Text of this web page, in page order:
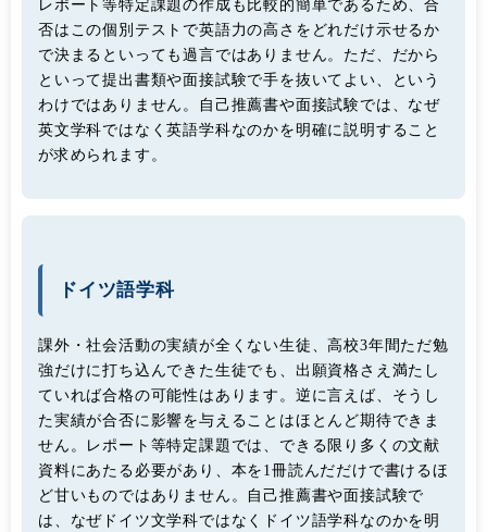
レポート等特定課題の作成も比較的簡単であるため、合
否はこの個別テストで英語力の高さをどれだけ示せるか
で決まるといっても過言ではありません。ただ、だから
といって提出書類や面接試験で手を抜いてよい、という
わけではありません。自己推薦書や面接試験では、なぜ
英文学科ではなく英語学科なのかを明確に説明すること
が求められます。
ドイツ語学科
課外・社会活動の実績が全くない生徒、高校3年間ただ勉
強だけに打ち込んできた生徒でも、出願資格さえ満たし
ていれば合格の可能性はあります。逆に言えば、そうし
た実績が合否に影響を与えることはほとんど期待できま
せん。レポート等特定課題では、できる限り多くの文献
資料にあたる必要があり、本を1冊読んだだけで書けるほ
ど甘いものではありません。自己推薦書や面接試験で
は、なぜドイツ文学科ではなくドイツ語学科なのかを明